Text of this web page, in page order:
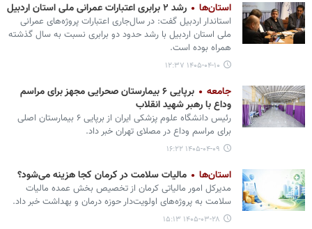
استان‌ها رشد ۲ برابری اعتبارات عمرانی ملی استان اردبیل
استاندار اردبیل گفت: در سال‌جاری اعتبارات پروژه‌های عمرانی
ملی استان اردبیل با رشد حدود دو برابری نسبت به سال گذشته
همراه بوده است.
۱۴۰۵-۰۴-۱۰ ۱۲:۳۷
جامعه
برپایی ۶ بیمارستان صحرایی مجهز برای مراسم
وداع با رهبر شهید انقلاب
رئیس دانشگاه علوم پزشکی ایران از برپایی ۶ بیمارستان اصلی
برای مراسم وداع در مصلای تهران خبر داد.
۱۴۰۵-۰۴-۰۹ ۱۶:۲۲
استان‌ها مالیات سلامت در کرمان کجا هزینه می‌شود؟
مدیرکل امور مالیاتی کرمان از تخصیص بخش عمده مالیات
سلامت به پروژه‌های اولویت‌دار حوزه درمان و بهداشت خبر داد.
۱۴۰۵-۰۳-۲۸ ۱۵:۱۳